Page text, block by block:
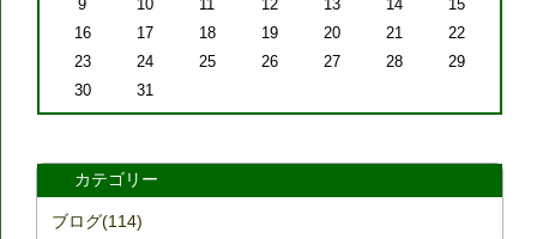
9
10 11 12 13 14
15
16
17 18 19 20 21
22
23
24 25 26 27 28
29
30
31
カテゴリー
ブログ(114)